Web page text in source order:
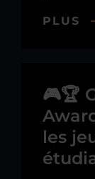
PLUS
🎮🏆
les